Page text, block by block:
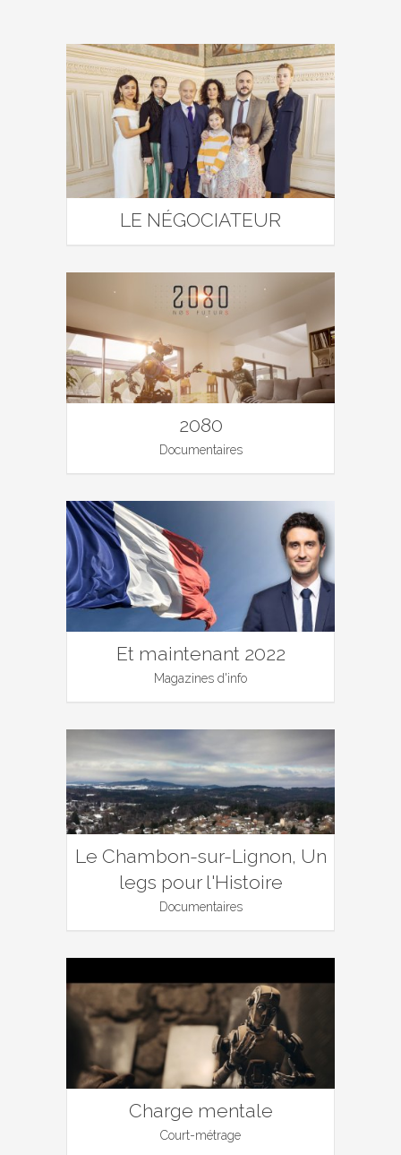
LE NÉGOCIATEUR
2080
Documentaires
Et maintenant 2022
Magazines d'info
Le Chambon-sur-Lignon, Un
legs pour l'Histoire
Documentaires
Charge mentale
Court-métrage